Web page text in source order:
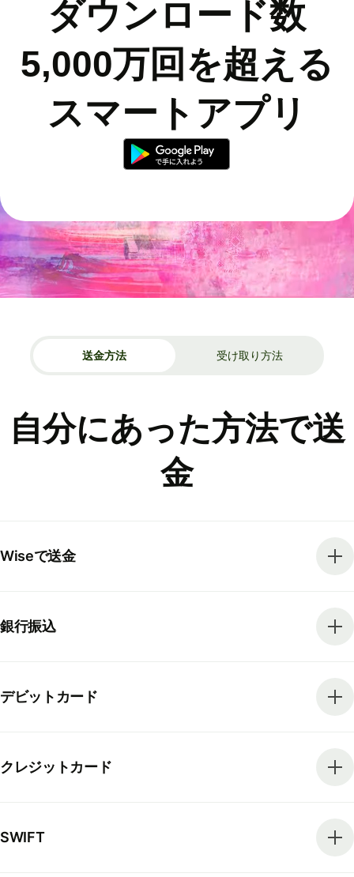
ダウンロード数
5,000万回を超える
スマートアプリ
送金方法 受け取り方法
自分にあった方法で送
金
Wiseで送金
銀行振込
デビットカード
クレジットカード
SWIFT